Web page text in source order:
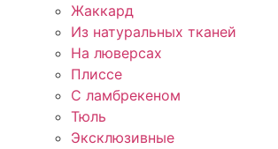
Жаккард
Из натуральных тканей
На люверсах
Плиссе
С ламбрекеном
Тюль
Эксклюзивные